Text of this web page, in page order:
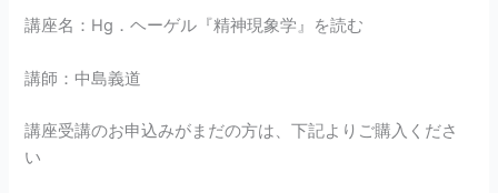
講座名：Hg．ヘーゲル『精神現象学』を読む
講師：中島義道
講座受講のお申込みがまだの方は、下記よりご購入くださ
い